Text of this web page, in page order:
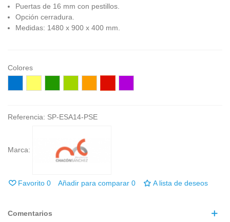
Puertas de 16 mm con pestillos.
Opción cerradura.
Medidas: 1480 x 900 x 400 mm.
Colores
U525 U129 oscuroclaro U332 U321 U337
Referencia: SP-ESA14-PSE
Marca:
Favorito 0 Añadir para comparar 0 A lista de deseos
Comentarios